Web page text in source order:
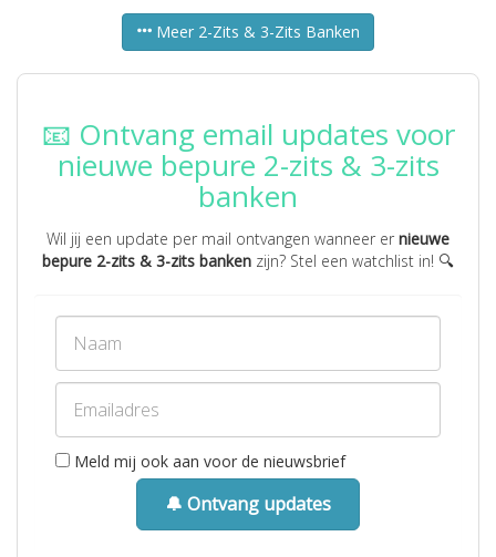
Meer 2-Zits & 3-Zits Banken
📧 Ontvang email updates voor
nieuwe bepure 2-zits & 3-zits
banken
Wil jij een update per mail ontvangen wanneer er nieuwe
bepure 2-zits & 3-zits banken zijn? Stel een watchlist in! 🔍
Meld mij ook aan voor de nieuwsbrief
🔔 Ontvang updates